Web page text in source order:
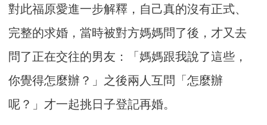
對此福原愛進一步解釋，自己真的沒有正式、
完整的求婚，當時被對方媽媽問了後，才又去
問了正在交往的男友：「媽媽跟我說了這些，
你覺得怎麼辦？」之後兩人互問「怎麼辦
呢？」才一起挑日子登記再婚。